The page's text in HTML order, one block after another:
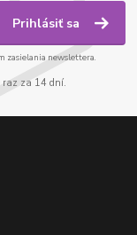
Prihlásiť sa
zasielania newslettera.
raz za 14 dní.